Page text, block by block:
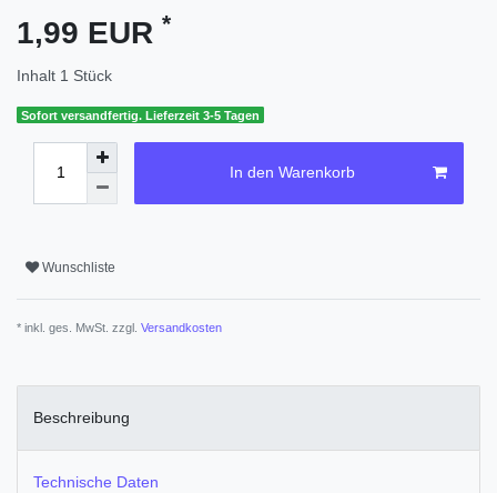
1,99 EUR *
Inhalt 1 Stück
Sofort versandfertig. Lieferzeit 3-5 Tagen
In den Warenkorb
Wunschliste
* inkl. ges. MwSt. zzgl. Versandkosten
Beschreibung
Technische Daten